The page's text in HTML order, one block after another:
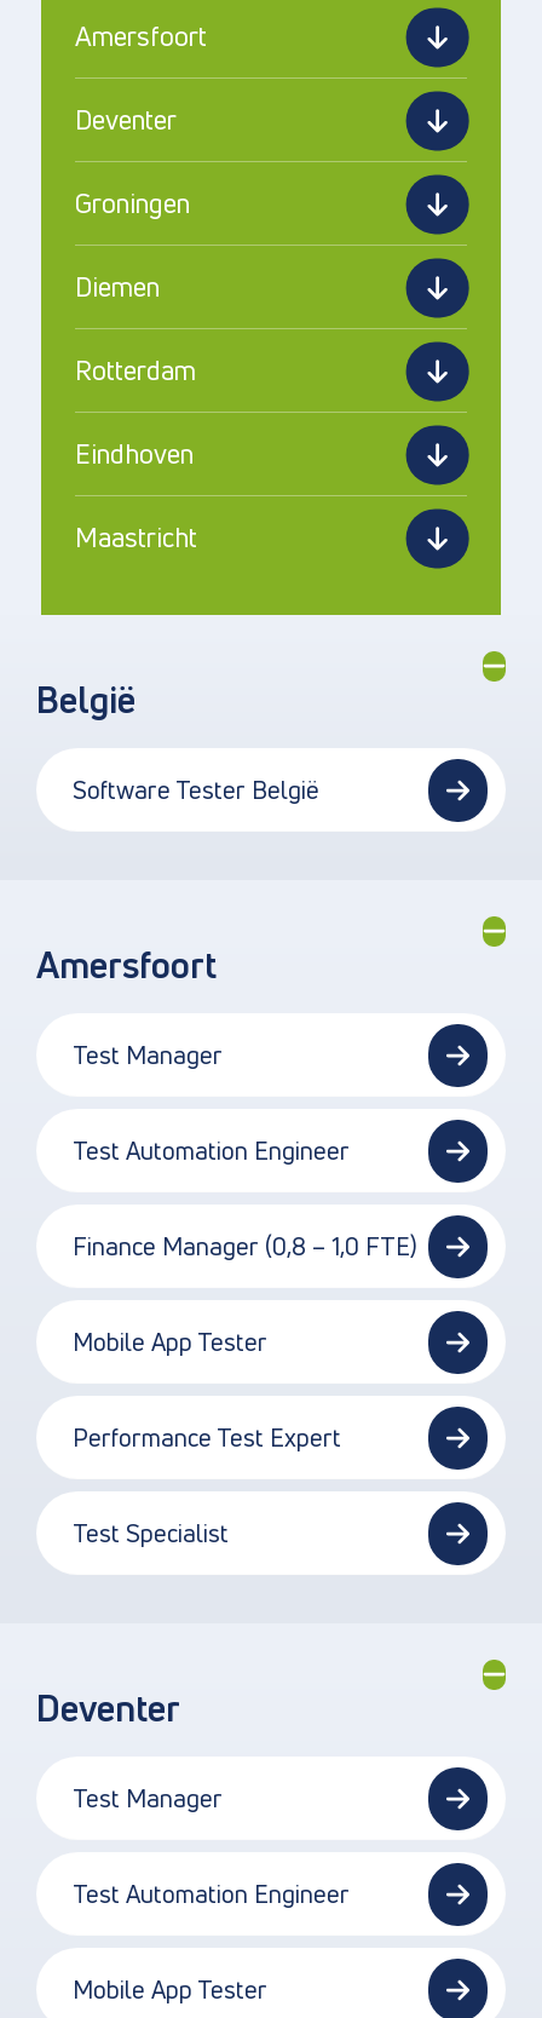
Amersfoort
Deventer
Groningen
Diemen
Rotterdam
Eindhoven
Maastricht
België
Software Tester België
Amersfoort
Test Manager
Test Automation Engineer
Finance Manager (0,8 – 1,0 FTE)
Mobile App Tester
Performance Test Expert
Test Specialist
Deventer
Test Manager
Test Automation Engineer
Mobile App Tester